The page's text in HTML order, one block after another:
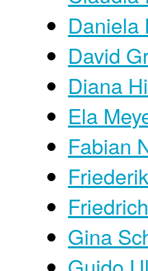
Daniela
David
Diana
Ela
Fabian
Gina